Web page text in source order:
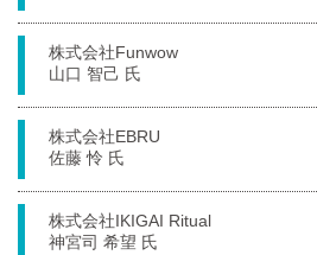
株式会社Funwow
山口 智己 氏
株式会社EBRU
佐藤 怜 氏
株式会社IKIGAI Ritual
神宮司 希望 氏